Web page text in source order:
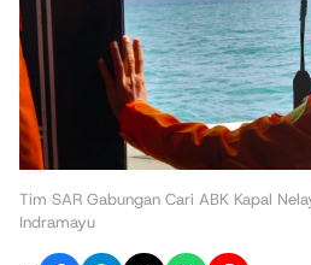
Tim SAR Gabungan Cari ABK Kapal
Indramayu